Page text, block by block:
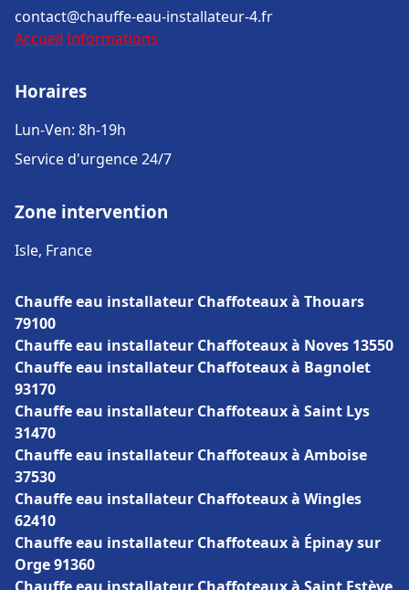
contact@chauffe-eau-installateur-4.fr
Accueil Informations
Horaires
Lun-Ven: 8h-19h
Service d'urgence 24/7
Zone intervention
Isle, France
Chauffe eau installateur Chaffoteaux à Thouars
79100
Chauffe eau installateur Chaffoteaux à Noves 13550
Chauffe eau installateur Chaffoteaux à Bagnolet
93170
Chauffe eau installateur Chaffoteaux à Saint Lys
31470
Chauffe eau installateur Chaffoteaux à Amboise
37530
Chauffe eau installateur Chaffoteaux à Wingles
62410
Chauffe eau installateur Chaffoteaux à Épinay sur
Orge 91360